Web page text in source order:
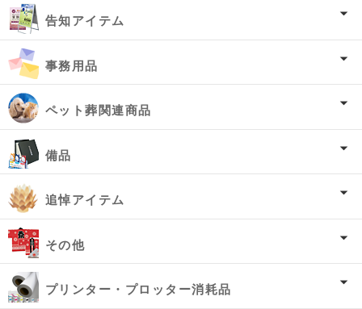
告知アイテム
事務用品
ペット葬関連商品
備品
追悼アイテム
その他
プリンター・プロッター消耗品